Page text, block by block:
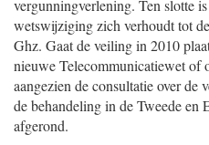
vergunningverlening. Ten slotte
wetswijziging zich verhoudt tot
Ghz. Gaat de veiling in 2010
nieuwe Telecommunicatiewet of
aangezien de consultatie over de
de behandeling in de Tweede en
afgerond.